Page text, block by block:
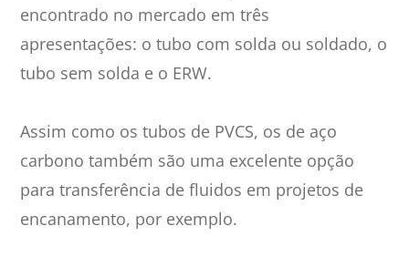
encontrado no mercado em três
apresentações: o tubo com solda ou soldado, o
tubo sem solda e o ERW.
Assim como os tubos de PVCS, os de aço
carbono também são uma excelente opção
para transferência de fluidos em projetos de
encanamento, por exemplo.